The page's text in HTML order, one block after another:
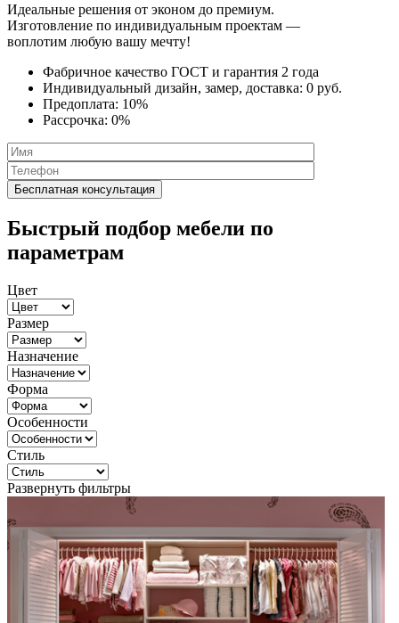
Идеальные решения от эконом до премиум.
Изготовление по индивидуальным проектам —
воплотим любую вашу мечту!
Фабричное качество ГОСТ и гарантия 2 года
Индивидуальный дизайн, замер, доставка: 0 руб.
Предоплата: 10%
Рассрочка: 0%
Быстрый подбор мебели по
параметрам
Цвет
Размер
Назначение
Форма
Особенности
Стиль
Развернуть фильтры